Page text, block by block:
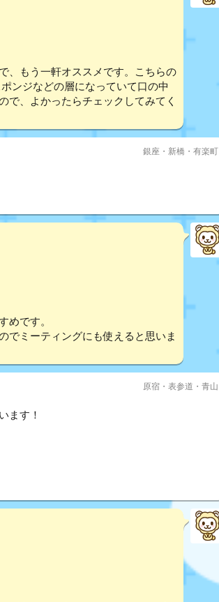
、もう一軒オススメです。こちらの
ンジなどの層になっていて口の中
で、よかったらチェックしてみてく
銀座・新橋・有楽町
です。
でミーティングにも使えると思いま
原宿・表参道・青山
ます！